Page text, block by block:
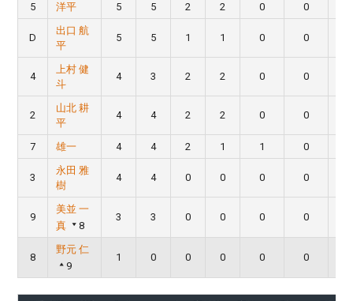
5 洋平 5 5 2 2 0 0
D
出口 航
平
5 5 1 1 0 0
4
上村 健
斗
4 3 2 2 0 0
2
山北 耕
平
4 4 2 2 0 0
7 雄一 4 4 2 1 1 0
3
永田 雅
樹
4 4 0 0 0 0
9
美並 一
真
8
3 3 0 0 0 0
8
野元 仁
9
1 0 0 0 0 0